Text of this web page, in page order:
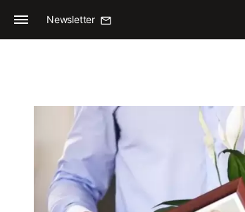
Newsletter